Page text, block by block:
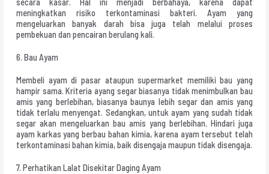
meningkatkan risiko terkontaminasi bakteri. Ayam yang
mengeluarkan banyak darah bisa juga telah melalui proses
pembekuan dan pencairan berulang kali.
6. Bau Ayam
Membeli ayam di pasar ataupun supermarket memiliki bau yang
hampir sama. Kriteria ayang segar biasanya tidak menimbulkan bau
amis yang berlebihan, biasanya baunya lebih segar dan amis yang
tidak terlalu menyengat. Sedangkan, untuk ayam yang sudah tidak
segar akan mengeluarkan bau amis yang berlebihan. Hindari juga
ayam karkas yang berbau bahan kimia, karena ayam tersebut telah
terkontaminasi bahan kimia, baik disengaja maupun tidak disengaja.
7. Perhatikan Lalat Disekitar Daging Ayam